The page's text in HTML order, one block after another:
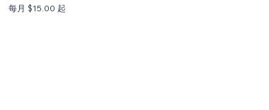
每月 $15.00 起